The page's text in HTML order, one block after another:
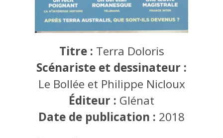
Titre : Terra Doloris
Scénariste et dessinateur :
Le Bollée et Philippe Nicloux
Éditeur : Glénat
Date de publication : 2018